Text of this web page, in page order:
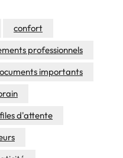
confort
professionnels
importants
files d'attente